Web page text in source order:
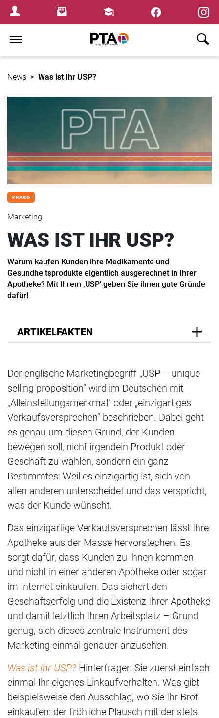
Login MenuNewsletterFortbildungen
Home
News Was ist Ihr USP?
PRAXIS
Marketing
WAS IST IHR USP?
Warum kaufen Kunden ihre Medikamente und
Gesundheitsprodukte eigentlich ausgerechnet in Ihrer
Apotheke? Mit Ihrem ‚USP’ geben Sie ihnen gute Gründe
dafür!
ARTIKELFAKTEN
Der englische Marketingbegriff „USP – unique
selling proposition“ wird im Deutschen mit
„Alleinstellungsmerkmal“ oder „einzigartiges
Verkaufsversprechen“ beschrieben. Dabei geht
es genau um diesen Grund, der Kunden
bewegen soll, nicht irgendein Produkt oder
Geschäft zu wählen, sondern ein ganz
Bestimmtes: Weil es einzigartig ist, sich von
allen anderen unterscheidet und das verspricht,
was der Kunde wünscht.
Das einzigartige Verkaufsversprechen lässt Ihre
Apotheke aus der Masse hervorstechen. Es
sorgt dafür, dass Kunden zu Ihnen kommen
und nicht in einer anderen Apotheke oder sogar
im Internet einkaufen. Das sichert den
Geschäftserfolg und die Existenz Ihrer Apotheke
und damit letztlich Ihren Arbeitsplatz – Grund
genug, sich dieses zentrale Instrument des
Marketing einmal genauer anzusehen.
Was ist Ihr USP? Hinterfragen Sie zuerst einfach
einmal Ihr eigenes Einkaufverhalten. Was gibt
beispielsweise den Ausschlag, wo Sie Ihr Brot
einkaufen: der fröhliche Plausch mit der stets
×